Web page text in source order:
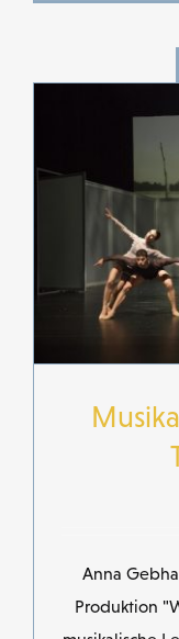
Anna
Produktion